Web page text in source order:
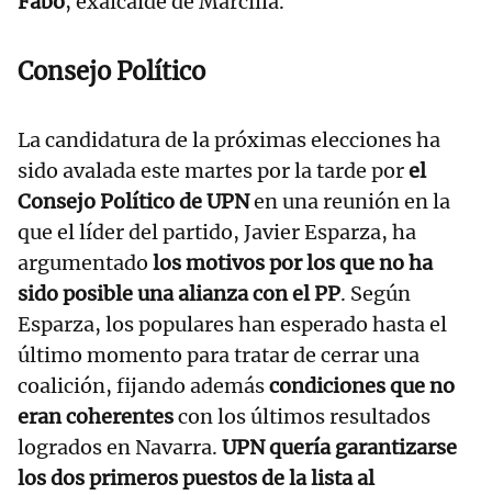
Consejo Político
La candidatura de la próximas elecciones ha
sido avalada este martes por la tarde porel
Consejo Político de UPNen una reunión en la
que el líder del partido, Javier Esparza, ha
argumentado los motivos por los que no ha
sido posible una alianza con el PP. Según
Esparza, los populares han esperado hasta el
último momento para tratar de cerrar una
coalición, fijando ademáscondiciones que no
eran coherentescon los últimos resultados
logrados en Navarra. UPN quería garantizarse
los dos primeros puestos de la lista al